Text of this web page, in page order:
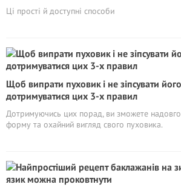
Ці прості й доступні способи
Щоб випрати пуховик і не зіпсувати
дотримуватися цих 3-х правил
Дотримуючись цих порад, ви зможете надовго
форму та охайний вигляд свого пуховика.